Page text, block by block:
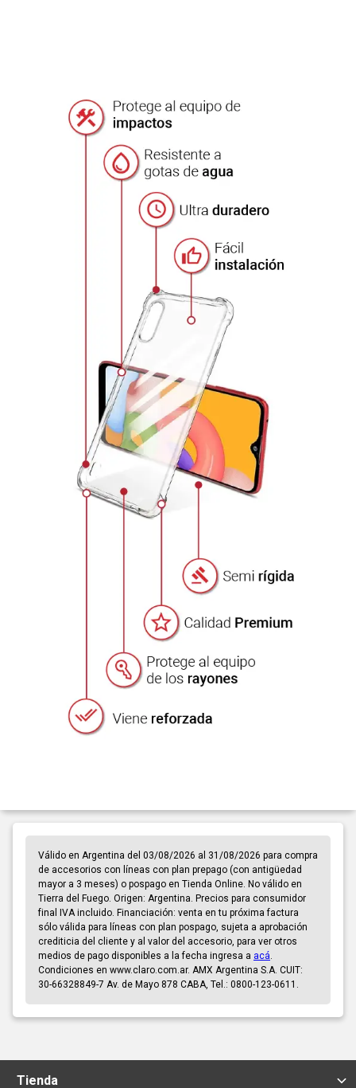
Válido en Argentina del 03/08/2026 al 31/08/2026 para compra
de accesorios con líneas con plan prepago (con antigüedad
mayor a 3 meses) o pospago en Tienda Online. No válido en
Tierra del Fuego. Origen: Argentina. Precios para consumidor
final IVA incluido. Financiación: venta en tu próxima factura
sólo válida para líneas con plan pospago, sujeta a aprobación
crediticia del cliente y al valor del accesorio, para ver otros
medios de pago disponibles a la fecha ingresa a acá.
Condiciones en www.claro.com.ar. AMX Argentina S.A. CUIT:
30-66328849-7 Av. de Mayo 878 CABA, Tel.: 0800-123-0611.
Tienda